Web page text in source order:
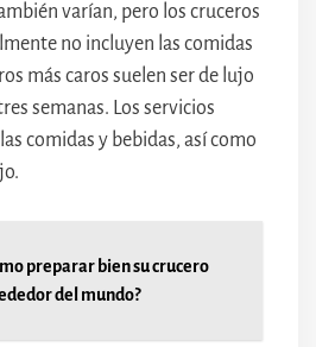
varían, pero los cruceros
no incluyen las comidas
más caros suelen ser de lujo
semanas. Los servicios
comidas y bebidas, así como
preparar bien su crucero
del mundo?